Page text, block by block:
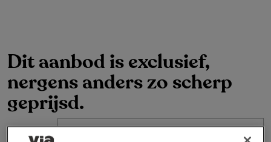
Dit aanbod is exclusief,
nergens anders zo scherp
geprijsd.